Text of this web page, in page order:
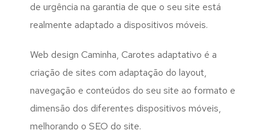
de urgência na garantia de que o seu site está
realmente adaptado a dispositivos móveis.
Web design Caminha, Carotes adaptativo é a
criação de sites com adaptação do layout,
navegação e conteúdos do seu site ao formato e
dimensão dos diferentes dispositivos móveis,
melhorando o SEO do site.